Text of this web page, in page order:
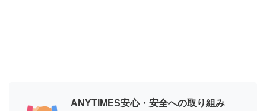
ANYTIMES安心・安全への取り組み